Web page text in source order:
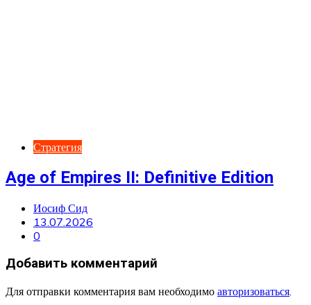
Стратегия
Age of Empires II: Definitive Edition
Иосиф Сид
13.07.2026
0
Добавить комментарий
Для отправки комментария вам необходимо авторизоваться